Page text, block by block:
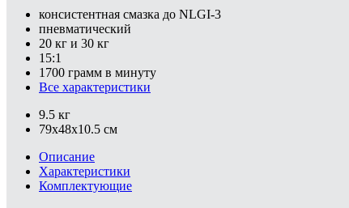
консистентная смазка до NLGI-3
пневматический
20 кг и 30 кг
15:1
1700 грамм в минуту
Все характеристики
9.5 кг
79x48x10.5 см
Описание
Характеристики
Комплектующие